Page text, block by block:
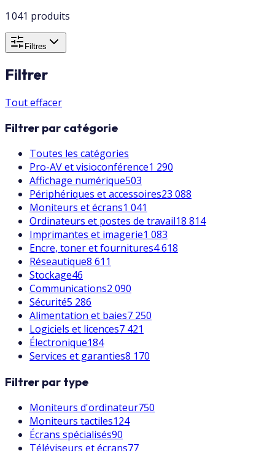
1 041 produits
Filtres
Filtrer
Tout effacer
Filtrer par catégorie
Toutes les catégories
Pro-AV et visioconférence1 290
Affichage numérique503
Périphériques et accessoires23 088
Moniteurs et écrans1 041
Ordinateurs et postes de travail18 814
Imprimantes et imagerie1 083
Encre, toner et fournitures4 618
Réseautique8 611
Stockage46
Communications2 090
Sécurité5 286
Alimentation et baies7 250
Logiciels et licences7 421
Électronique184
Services et garanties8 170
Filtrer par type
Moniteurs d'ordinateur750
Moniteurs tactiles124
Écrans spécialisés90
Téléviseurs et écrans77